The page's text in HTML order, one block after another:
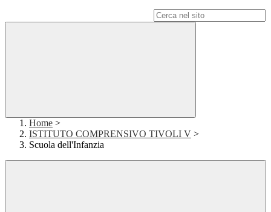
Home >
ISTITUTO COMPRENSIVO TIVOLI V >
Scuola dell'Infanzia